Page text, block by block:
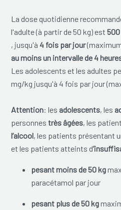
La dose quotidienne
l'adulte (à partir de 50 kg) est500
, jusqu'à4 fois par jour
au moins un intervalle de 4
Les adolescents et les adultes
mg/kg jusqu'à 4 fois par jour
Attention: les adolescents, les
personnestrès âgées, les
l’alcool, les patients présentant
et les patients atteints d
pesant moins de 50 kg
paracétamol par jour
pesant plus de 50 kg